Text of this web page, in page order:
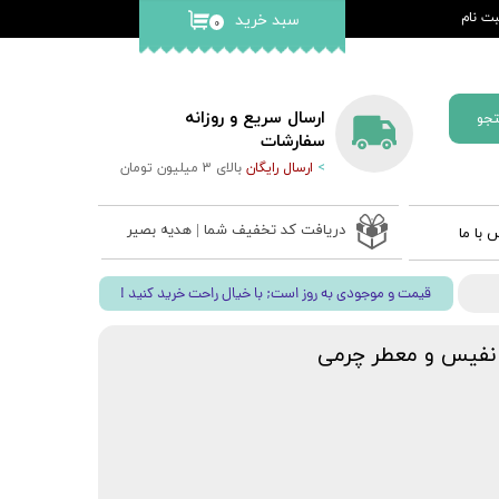
ارسال سریع و روزانه
سفارشات
> ارسال رایگانبالای 3 میلیون تومان
نام
واژه
۰ سبد خرید
نفیس
قلم بصیر
با ما دریافت کد تخفیف شما | هدیه بصیر
! قیمت و موجودی به روز است; با خیال راحت خرید کنید
و معطر چرمی